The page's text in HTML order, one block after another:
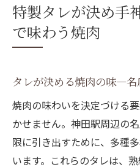
特製タレが決め手
で味わう焼肉
タレが決める焼肉の味—名
焼肉の味わいを決定づける
かせません。神田駅周辺の
限に引き出すために、多種
います。これらのタレは、